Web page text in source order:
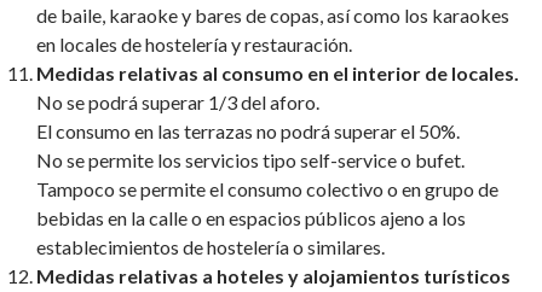
de baile, karaoke y bares de copas, así como los karaokes
en locales de hostelería y restauración.
Medidas relativas al consumo en el interior de locales.
No se podrá superar 1/3 del aforo.
El consumo en las terrazas no podrá superar el 50%.
No se permite los servicios tipo self-service o bufet.
Tampoco se permite el consumo colectivo o en grupo de
bebidas en la calle o en espacios públicos ajeno a los
establecimientos de hostelería o similares.
Medidas relativas a hoteles y alojamientos turísticos